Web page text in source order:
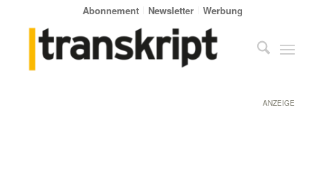
Abonnement Newsletter Werbung
ANZEIGE